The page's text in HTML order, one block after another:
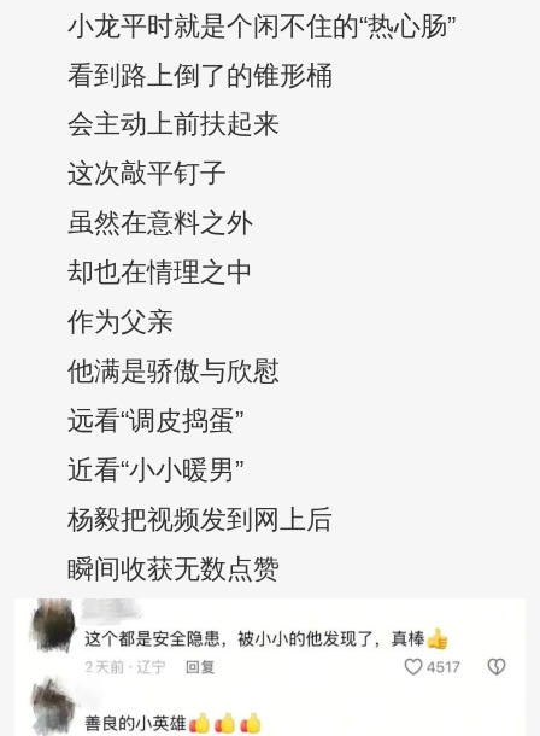
小龙平时就是个闲不住的“热心肠”
看到路上倒了的锥形桶
会主动上前扶起来
这次敲平钉子
虽然在意料之外
却也在情理之中
作为父亲
他满是骄傲与欣慰
远看“调皮捣蛋”
近看“小小暖男”
杨毅把视频发到网上后
瞬间收获无数点赞